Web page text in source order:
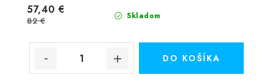
Skladom
57,40 €
82 €
DO KOŠÍKA